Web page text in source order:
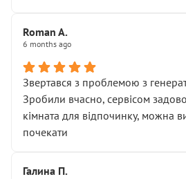
Roman A.
6 months ago
Звертався з проблемою з
Зробили вчасно, сервісом
кімната для відпочинку, можна
почекати
Галина П.